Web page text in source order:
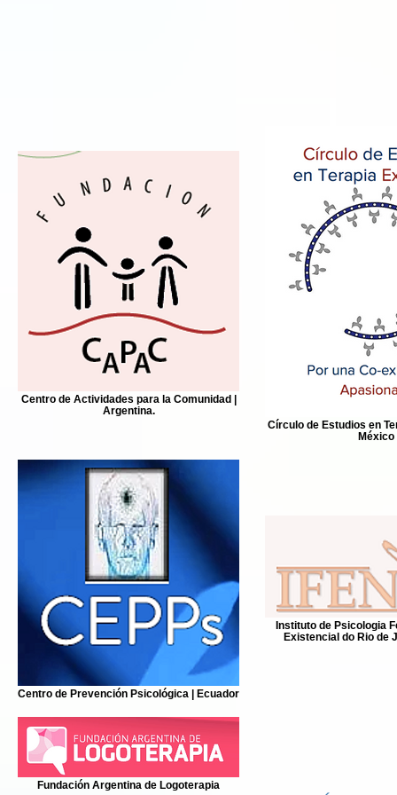
Centro de Actividades para la Comunidad |
Argentina.
Círculo de Estudios en
México
Centro de Prevención Psicológica | Ecuador
Instituto de Psicologia
Existencial do Rio de
Fundación Argentina de Logoterapia